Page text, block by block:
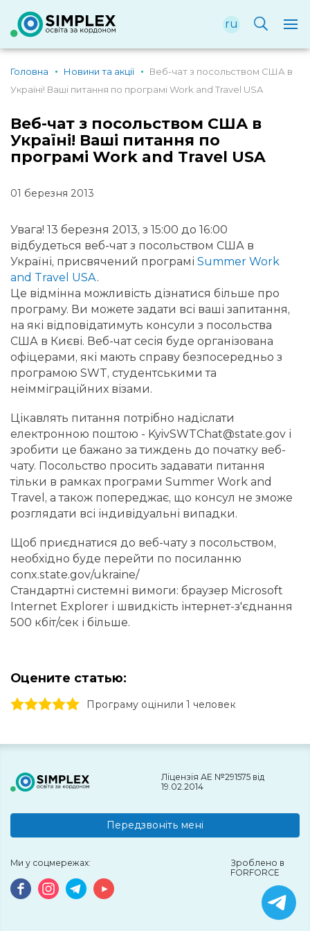
ru
Головна Новини та акції
Веб-чат з посольством США в
Україні! Ваші питання по програмі Work and Travel USA
Веб-чат з посольством США в
Україні! Ваші питання по
програмі Work and Travel USA
01 березня 2013
Увага! 13 березня 2013, з 15:00 до 16:00
відбудеться веб-чат з посольством США в
Україні, присвячений програмі Summer Work
and Travel USA.
Це відмінна можливість дізнатися більше про
програму. Ви можете задати всі ваші запитання,
на які відповідатимуть консули з посольства
США в Києві. Веб-чат сесія буде організована
офіцерами, які мають справу безпосередньо з
програмою SWT, студентськими та
неімміграційних візами.
Цікавлять питання потрібно надіслати
електронною поштою - KyivSWTChat@state.gov і
зробити це бажано за тиждень до початку веб-
чату. Посольство просить задавати питання
тільки в рамках програми Summer Work and
Travel, а також попереджає, що консул не зможе
розглядати всі індивідуальні випадки.
Щоб приєднатися до веб-чату з посольством,
необхідно буде перейти по посиланню
conx.state.gov/ukraine/
Стандартні системні вимоги: браузер Microsoft
Internet Explorer і швидкість інтернет-з'єднання
500 кбіт/сек і більше.
Оцените статью:
5 stars
4 stars
3 stars
2 stars
1 stars Програму оцінили 1 человек
Ліцензія АЕ №291575 від
19.02.2014
Передзвоніть мені
Ми у соцмережах:
Зроблено в
FORFORCE